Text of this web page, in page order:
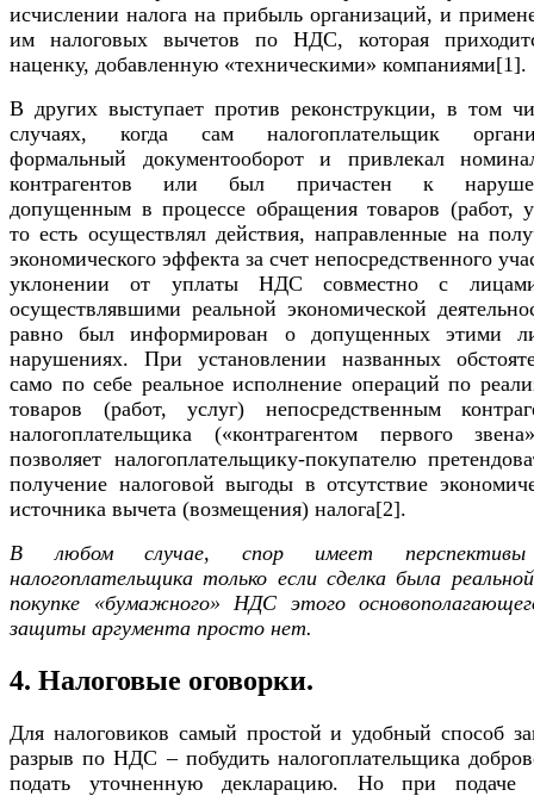
исчислении налога на прибыль организаций, и
им налоговых вычетов по НДС, которая
наценку, добавленную «техническими» компаниями[1].
В других выступает против реконструкции, в том
случаях, когда сам налогоплательщик
формальный документооборот и привлекал
контрагентов или был причастен к
допущенным в процессе обращения товаров (работ,
то есть осуществлял действия, направленные на
экономического эффекта за счет непосредственного
уклонении от уплаты НДС совместно с
осуществлявшими реальной экономической
равно был информирован о допущенных этими
нарушениях. При установлении названных
само по себе реальное исполнение операций по
товаров (работ, услуг) непосредственным
налогоплательщика («контрагентом первого
позволяет налогоплательщику-покупателю
получение налоговой выгоды в отсутствие
источника вычета (возмещения) налога[2].
В любом случае, спор имеет
налогоплательщика только если сделка была
покупке «бумажного» НДС этого
защиты аргумента просто нет.
4. Налоговые оговорки.
Для налоговиков самый простой и удобный способ
разрыв по НДС – побудить налогоплательщика
подать уточненную декларацию. Но при подаче